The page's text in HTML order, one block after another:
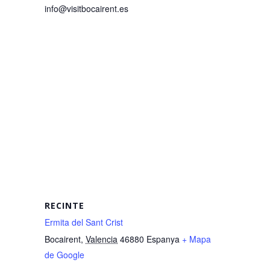
info@visitbocairent.es
RECINTE
Ermita del Sant Crist
Bocairent, Valencia 46880 Espanya + Mapa
de Google